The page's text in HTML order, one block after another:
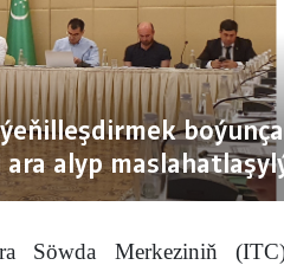
alyp
Söwda Merkeziniň